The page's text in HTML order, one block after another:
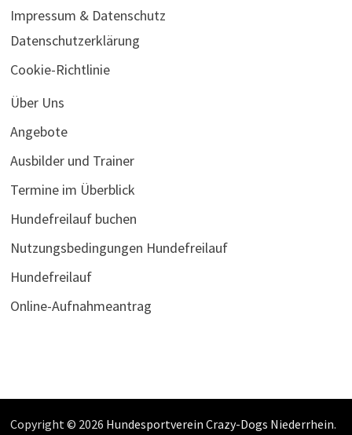
Impressum & Datenschutz
Datenschutzerklärung
Cookie-Richtlinie
Über Uns
Angebote
Ausbilder und Trainer
Termine im Überblick
Hundefreilauf buchen
Nutzungsbedingungen Hundefreilauf
Hundefreilauf
Online-Aufnahmeantrag
Copyright © 2026 Hundesportverein Crazy-Dogs Niederrhein.